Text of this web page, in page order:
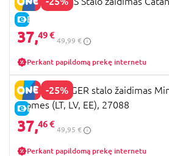
E-KAINA
37,49 €
49,99 €
Perkant papildomą prekę internetu
-25%
E-KAINA
RAVENSBURGER stalo žaidimas
Biomes (LT, LV, EE), 27088
37,46 €
49,95 €
Perkant papildomą prekę internetu